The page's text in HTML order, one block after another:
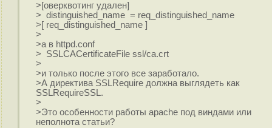
>[оверквотинг удален]
> distinguished_name = req_distinguished_name
>[ req_distinguished_name ]
>
>а в httpd.conf
> SSLCACertificateFile ssl/ca.crt
>
>и только после этого все заработало.
>А директива SSLRequire должна выглядеть как
SSLRequireSSL.
>
>Это особенности работы apache под виндами или
неполнота статьи?